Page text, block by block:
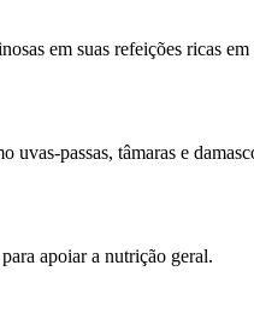
em suas refeições ricas em
uvas-passas, tâmaras e
apoiar a nutrição geral.